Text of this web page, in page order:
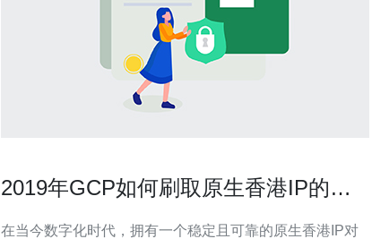
2019年GCP如何刷取原生香港IP的详
在当今数字化时代，拥有一个稳定且可靠的原生香港IP对